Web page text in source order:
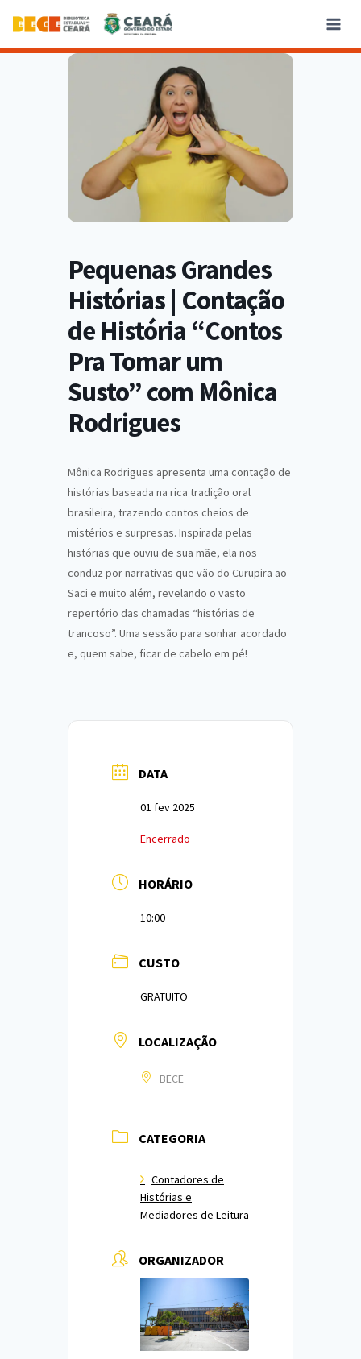
Pequenas Grandes
Histórias | Contação
de História “Contos
Pra Tomar um
Susto” com Mônica
Rodrigues
Mônica Rodrigues apresenta uma contação de
histórias baseada na rica tradição oral
brasileira, trazendo contos cheios de
mistérios e surpresas. Inspirada pelas
histórias que ouviu de sua mãe, ela nos
conduz por narrativas que vão do Curupira ao
Saci e muito além, revelando o vasto
repertório das chamadas “histórias de
trancoso”. Uma sessão para sonhar acordado
e, quem sabe, ficar de cabelo em pé!
DATA
01 fev 2025
Encerrado
HORÁRIO
10:00
CUSTO
GRATUITO
LOCALIZAÇÃO
BECE
CATEGORIA
Contadores de
Histórias e
Mediadores de Leitura
ORGANIZADOR